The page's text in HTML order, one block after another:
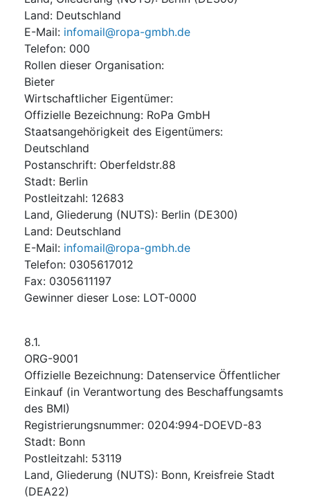
Land: Deutschland
E-Mail: infomail@ropa-gmbh.de
Telefon: 000
Rollen dieser Organisation:
Bieter
Wirtschaftlicher Eigentümer:
Offizielle Bezeichnung: RoPa GmbH
Staatsangehörigkeit des Eigentümers:
Deutschland
Postanschrift: Oberfeldstr.88
Stadt: Berlin
Postleitzahl: 12683
Land, Gliederung (NUTS): Berlin (DE300)
Land: Deutschland
E-Mail: infomail@ropa-gmbh.de
Telefon: 0305617012
Fax: 0305611197
Gewinner dieser Lose: LOT-0000
8.1.
ORG-9001
Offizielle Bezeichnung: Datenservice Öffentlicher
Einkauf (in Verantwortung des Beschaffungsamts
des BMI)
Registrierungsnummer: 0204:994-DOEVD-83
Stadt: Bonn
Postleitzahl: 53119
Land, Gliederung (NUTS): Bonn, Kreisfreie Stadt
(DEA22)